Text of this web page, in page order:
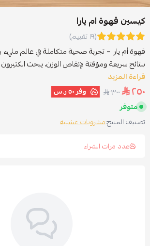
كيسين قهوة ام يارا
(١٩ تقييم)
قهوة أم يارا – تجربة صحية متكاملة في عالم مليء
بنتائج سريعة ومؤقتة لإنقاص الوزن، يبحث
قراءة المزيد
٢٥٠ ٣٠٠ وفر٥٠ ر.س
متوفر
تصنيف المنتج:مشروبات عشبيه
عدد مرات الشراء